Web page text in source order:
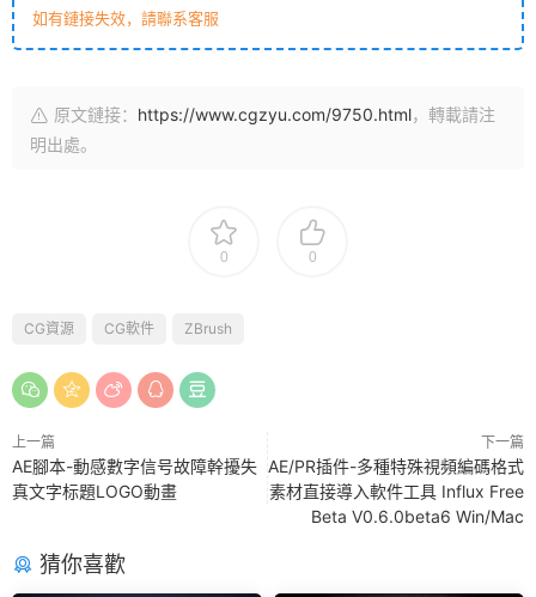
如有鏈接失效，請聯系客服
原文鏈接： https://www.cgzyu.com/9750.html，轉載請注
明出處。
0 0
CG資源 CG軟件 ZBrush
上一篇
AE腳本-動感數字信号故障幹擾失
真文字标題LOGO動畫
下一篇
AE/PR插件-多種特殊視頻編碼格式
素材直接導入軟件工具 Influx Free
Beta V0.6.0beta6 Win/Mac
猜你喜歡